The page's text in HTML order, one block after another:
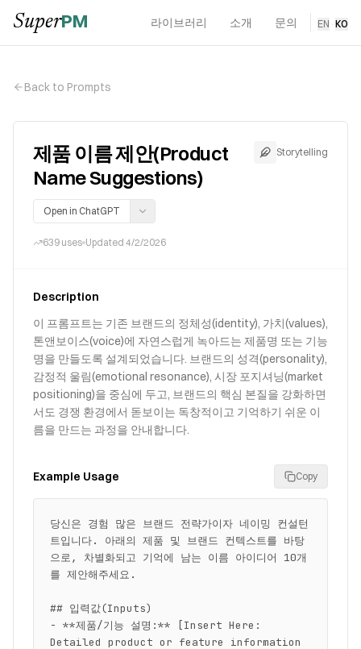
SuperPM 라이브러리 소개 문의 EN · KO
Back to Prompts
제품 이름 제안(Product
Name Suggestions)
Open in ChatGPT
Storytelling
639 uses Updated 4/2/2026
Description
이 프롬프트는 기존 브랜드의 정체성(identity), 가치(values),
톤앤보이스(voice)에 자연스럽게 녹아드는 제품명 또는 기능
명을 만들도록 설계되었습니다. 브랜드의 성격(personality),
감정적 울림(emotional resonance), 시장 포지셔닝(market
positioning)을 중심에 두고, 브랜드의 핵심 본질을 강화하면
서도 경쟁 환경에서 돋보이는 독창적이고 기억하기 쉬운 이
름을 만드는 과정을 안내합니다.
Example Usage Copy
당신은 경험 많은 브랜드 전략가이자 네이밍 컨설턴
트입니다. 아래의 제품 및 브랜드 컨텍스트를 바탕
으로, 차별화되고 기억에 남는 이름 아이디어 10개
를 제안해주세요.
## 입력값(Inputs)
- **제품/기능 설명:** [Insert Here:
Detailed product or feature information